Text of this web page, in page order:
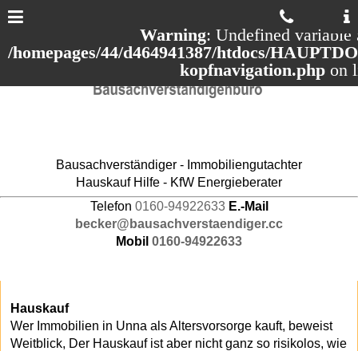
Warning: Undefined variable
/homepages/44/d464941387/htdocs/
kopfnavigation.php on
Bausachverständiger - Immobiliengutachter
Hauskauf Hilfe - KfW Energieberater
Telefon 0160-94922633 E.-Mail
becker@bausachverstaendiger.cc
Mobil 0160-94922633
Hauskauf
Wer Immobilien in Unna als Altersvorsorge kauft, beweist
Weitblick, Der Hauskauf ist aber nicht ganz so risikolos, wie